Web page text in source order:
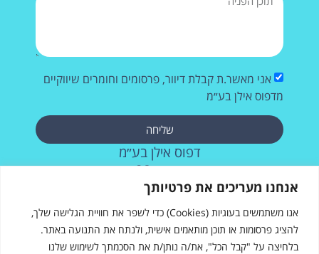
אנחנו מעריכים את פרטיותך
אנו משתמשים בעוגיות (Cookies) כדי לשפר את חוויית הגלישה שלך,
להציג פרסומות או תוכן מותאמים אישית, ולנתח את התנועה באתר.
בלחיצה על "קבל הכל", את/ה נותן/ת את הסכמתך לשימוש שלנו
אני מאשר.ת קבלת דיוור, פרסומים וחומרים שיווקיים
מדפוס אילן בע״מ
שליחה
דפוס אילן בע״מ
רחוב העבודה 28, אשדוד
073-2572715